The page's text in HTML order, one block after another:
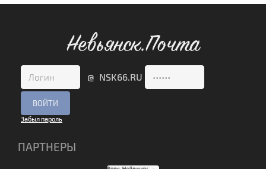
Невьянск.Почта
@ NSK66.RU
Забыл пароль
ПАРТНЕРЫ